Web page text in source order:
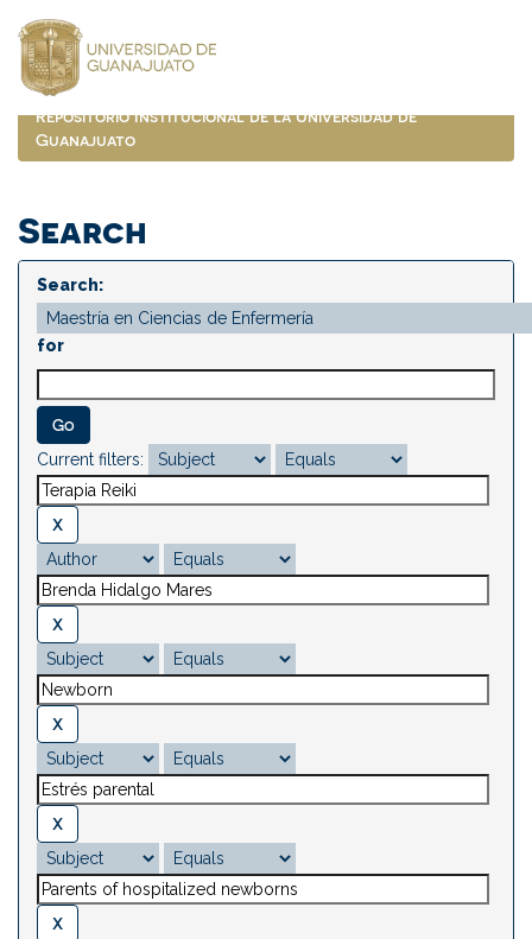
navigation
Repositorio Institucional de la Universidad de
Guanajuato
Search
Search:
for
Current filters: